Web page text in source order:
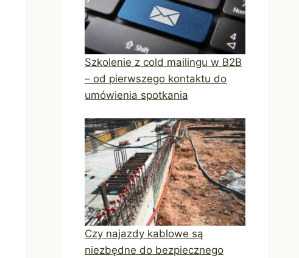
Szkolenie z cold mailingu w B2B
– od pierwszego kontaktu do
umówienia spotkania
Czy najazdy kablowe są
niezbędne do bezpiecznego